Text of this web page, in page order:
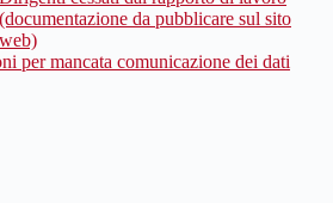
(documentazione da pubblicare sul sito
web)
per mancata comunicazione dei dati